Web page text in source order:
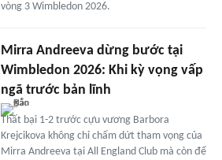
vòng 3 Wimbledon 2026.
Mirra Andreeva dừng bước tại
Wimbledon 2026: Khi kỳ vọng vấp
ngã trước bản lĩnh
Thất bại 1-2 trước cựu vương Barbora
Krejcikova không chỉ chấm dứt tham vọng của
Mirra Andreeva tại All England Club mà còn để